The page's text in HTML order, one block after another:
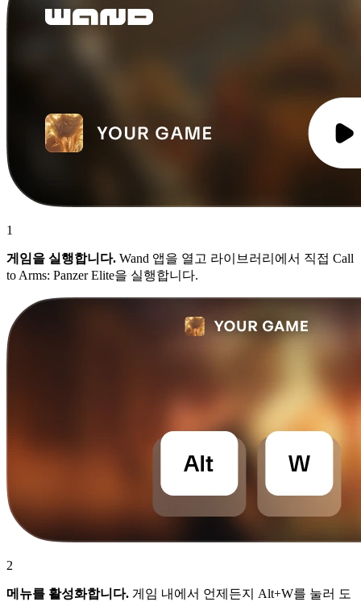
1
게임을 실행합니다. Wand 앱을 열고 라이브러리에서 직접 Call
to Arms: Panzer Elite을 실행합니다.
2
메뉴를 활성화합니다. 게임 내에서 언제든지 Alt+W를 눌러 도